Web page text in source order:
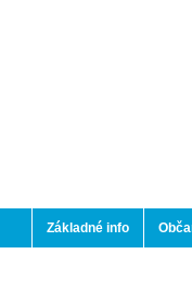
Základné info